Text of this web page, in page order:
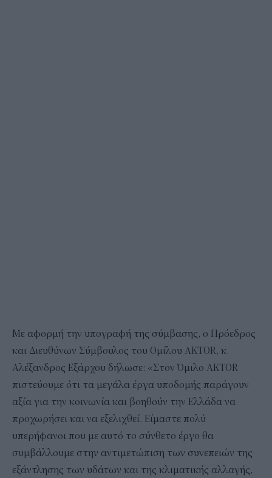
Με αφορμή την υπογραφή της σύμβασης, ο Πρόεδρος
και Διευθύνων Σύμβουλος του Ομίλου AKTOR, κ.
Αλέξανδρος Εξάρχου δήλωσε: «Στον Όμιλο AKTOR
πιστεύουμε ότι τα μεγάλα έργα υποδομής παράγουν
αξία για την κοινωνία και βοηθούν την Ελλάδα να
προχωρήσει και να εξελιχθεί. Είμαστε πολύ
υπερήφανοι που με αυτό το σύνθετο έργο θα
συμβάλλουμε στην αντιμετώπιση των συνεπειών της
εξάντλησης των υδάτων και της κλιματικής αλλαγής,